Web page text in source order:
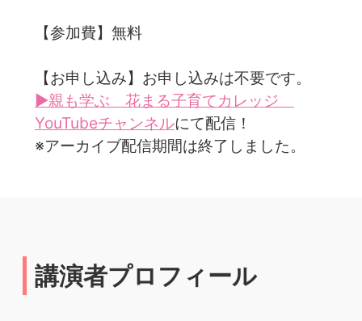
【参加費】無料
【お申し込み】お申し込みは不要です。
▶親も学ぶ 花まる子育てカレッジ
YouTubeチャンネルにて配信！
※アーカイブ配信期間は終了しました。
講演者プロフィール